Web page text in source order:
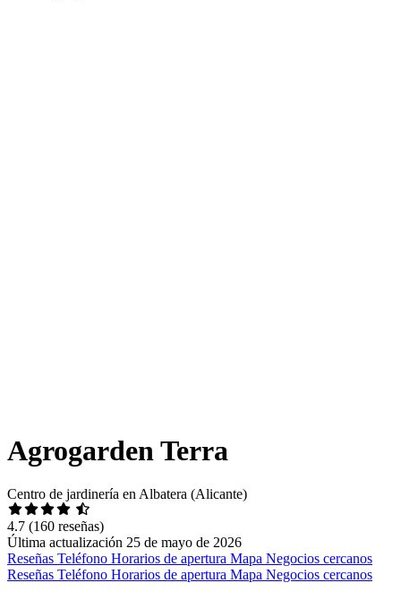
Agrogarden Terra
Centro de jardinería en Albatera (Alicante)
4.7 (160 reseñas)
Última actualización 25 de mayo de 2026
Reseñas Teléfono Horarios de apertura Mapa Negocios cercanos
Reseñas Teléfono Horarios de apertura Mapa Negocios cercanos